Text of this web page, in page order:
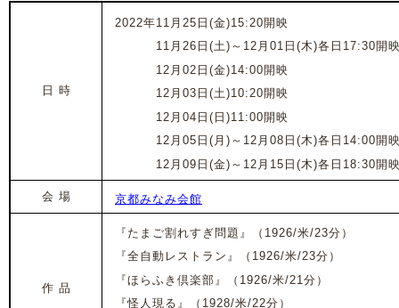
日 時
2022年11月25日(金)15:20開映
11月26日(土)～12月01日(木)各日17:30開
12月02日(金)14:00開映
12月03日(土)10:20開映
12月04日(日)11:00開映
12月05日(月) ～ 12月 08日(木)各日 14:00開
12月09日(金) ～ 12月15 日(木)各日 18:30開
会 場 京都みなみ会館
作 品
『たまご割れすぎ問題』（1926/米/23分）
『全自動レストラン』
（1926/米/23分）
『ほらふき倶楽部』
（1926/米/21分）
『怪人現る』
（1928/米/22分）